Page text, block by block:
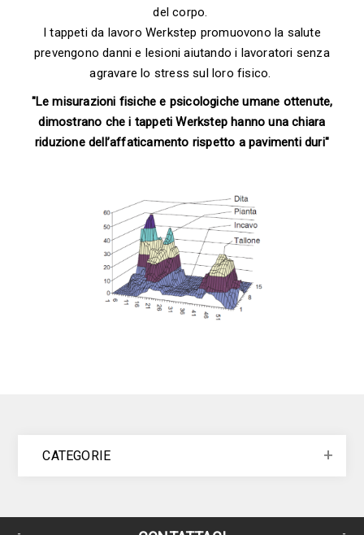
del corpo.
I tappeti da lavoro Werkstep promuovono la salute
prevengono danni e lesioni aiutando i lavoratori senza
agravare lo stress sul loro fisico.
"Le misurazioni fisiche e psicologiche umane ottenute,
dimostrano che i tappeti Werkstep hanno una chiara
riduzione dell’affaticamento rispetto a pavimenti duri"
CATEGORIE